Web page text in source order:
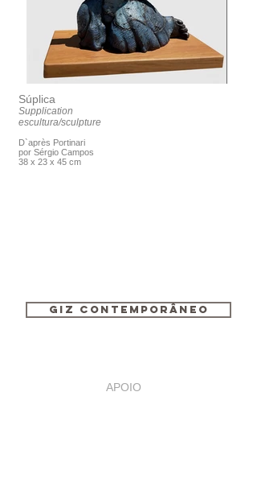
Súplica
Supplication
escultura/sculpture
D`après Portinari
​por Sérgio Campos
38 x 23 x 45 cm
GIZ CONTEMPORÂNEO
APOIO